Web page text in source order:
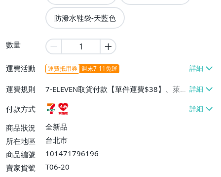
防潑水鞋袋-天藍色
數量
運費活動 運費抵用券 週末7-11免運
運費規則
7-ELEVEN取貨付款【單件運費$38】、萊爾
富取貨付款【單件運費$60】
付款方式
商品狀況
全新品
所在地區
台北市
商品編號
101471796196
賣家貨號
T06-20